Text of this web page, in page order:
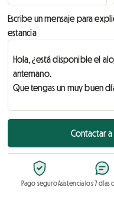
Escribe un mensaje para
estancia
Contactar a
Pago seguroAsistencia los 7 días